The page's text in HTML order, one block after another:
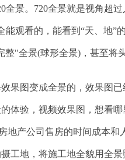
全景。720全景就是视角超
能观看的，能看到“天、地
整"全景(球形全景)，甚至将
果图变成全景的，效果图
体验，视频效果图，想看
地产公司售房的时间成本和
工地，将施工地全貌用全